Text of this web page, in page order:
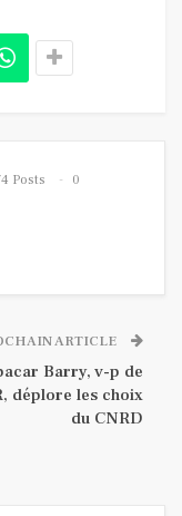
Posts
0
ARTICLE
Barry, v-p de
déplore les choix
du CNRD